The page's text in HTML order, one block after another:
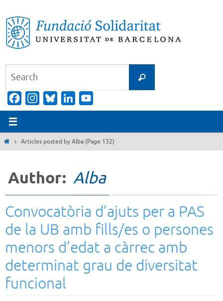
to
content
Search
FacebookInstagramBlueskyLinkedIn
Channel
HomeArticles posted by Alba (Page 132)
Author: Alba
Convocatòria d’ajuts per a PAS
de la UB amb fills/es o persones
menors d’edat a càrrec amb
determinat grau de diversitat
funcional